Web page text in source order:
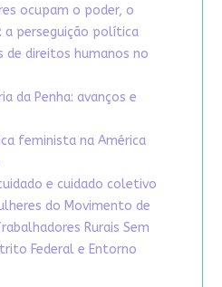
ocupam o poder, o
a perseguição política
de direitos humanos no
da Penha: avanços e
feminista na América
e cuidado coletivo
do Movimento de
Rurais Sem
Federal e Entorno